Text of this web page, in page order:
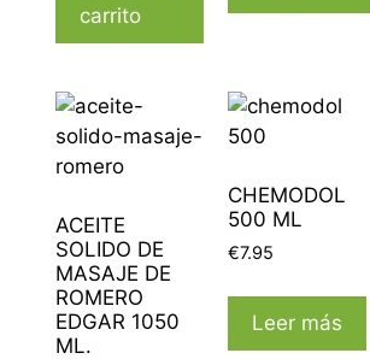
carrito
ACEITE
SOLIDO DE
MASAJE DE
ROMERO
EDGAR 1050
ML.
CHEMODOL
500 ML
€7.95
Leer más